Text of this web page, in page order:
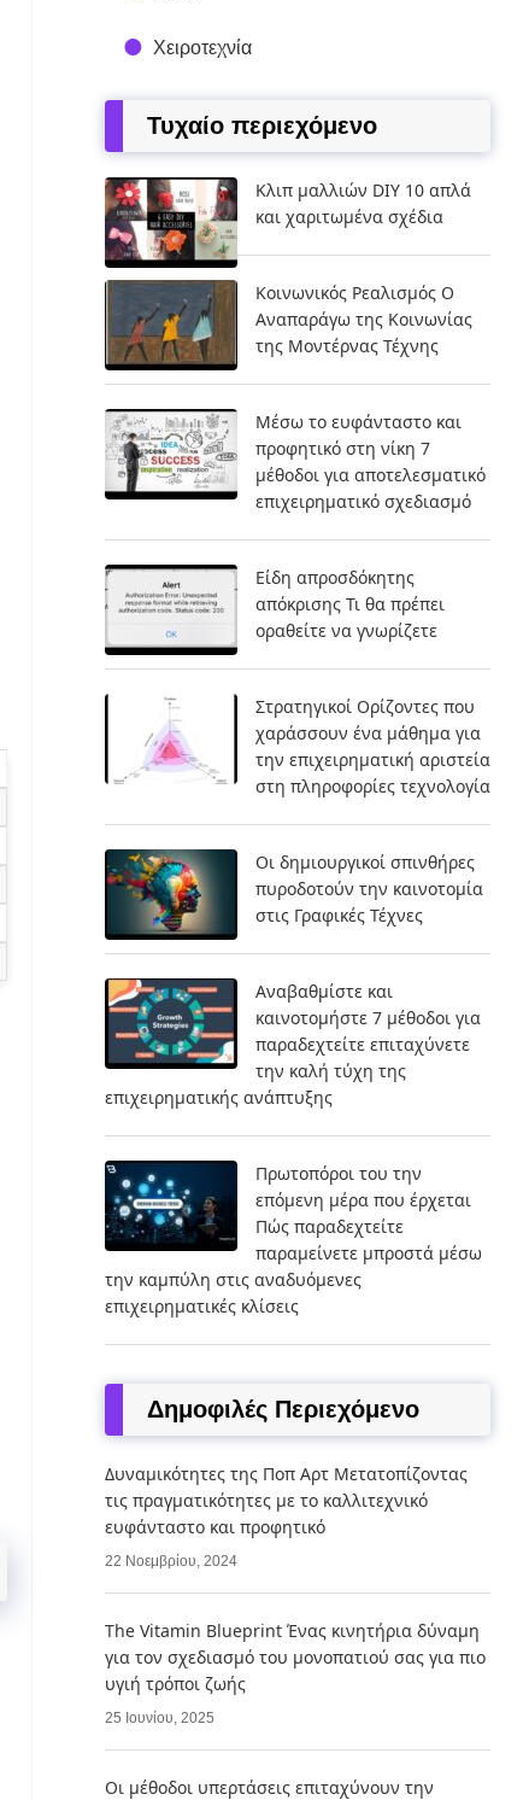
Χειροτεχνία
Τυχαίο περιεχόμενο
Κλιπ μαλλιών DIY 10 απλά
και χαριτωμένα σχέδια
Κοινωνικός Ρεαλισμός Ο
Αναπαράγω της Κοινωνίας
της Μοντέρνας Τέχνης
Μέσω το ευφάνταστο και
προφητικό στη νίκη 7
μέθοδοι για αποτελεσματικό
επιχειρηματικό σχεδιασμό
Είδη απροσδόκητης
απόκρισης Τι θα πρέπει
οραθείτε να γνωρίζετε
Στρατηγικοί Ορίζοντες που
χαράσσουν ένα μάθημα για
την επιχειρηματική αριστεία
στη πληροφορίες τεχνολογία
Οι δημιουργικοί σπινθήρες
πυροδοτούν την καινοτομία
στις Γραφικές Τέχνες
Αναβαθμίστε και
καινοτομήστε 7 μέθοδοι για
παραδεχτείτε επιταχύνετε
την καλή τύχη της
επιχειρηματικής ανάπτυξης
Πρωτοπόροι του την
επόμενη μέρα που έρχεται
Πώς παραδεχτείτε
παραμείνετε μπροστά μέσω
την καμπύλη στις αναδυόμενες
επιχειρηματικές κλίσεις
Δημοφιλές Περιεχόμενο
Δυναμικότητες της Ποπ Αρτ Μετατοπίζοντας
τις πραγματικότητες με το καλλιτεχνικό
ευφάνταστο και προφητικό
22 Νοεμβρίου, 2024
The Vitamin Blueprint Ένας κινητήρια δύναμη
για τον σχεδιασμό του μονοπατιού σας για πιο
υγιή τρόποι ζωής
25 Ιουνίου, 2025
Οι μέθοδοι υπερτάσεις επιταχύνουν την